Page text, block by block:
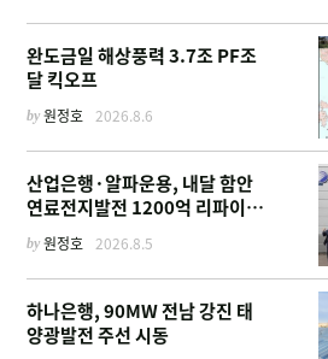
완도금일 해상풍력 3.7조 PF조
달 킥오프
by원정호 2026.8.6
산업은행·알파운용, 내달 함안
연료전지발전 1200억 리파이낸
싱 주선
by원정호 2026.8.5
하나은행, 90MW 전남 강진 태
양광발전 주선 시동